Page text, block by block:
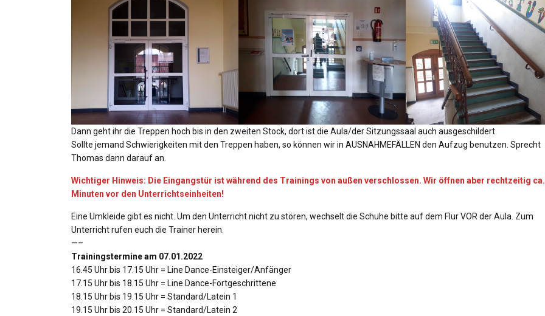
Dann geht ihr die Treppen hoch bis in den zweiten Stock, dort ist die Aula/der Sitzungssaal auch ausgeschildert.
Sollte jemand Schwierigkeiten mit den Treppen haben, so können wir in AUSNAHMEFÄLLEN den Aufzug benutzen. Sprecht
Thomas dann darauf an.
Wichtiger Hinweis: Die Eingangstür ist während des Trainings von außen verschlossen. Wir öffnen aber rechtzeitig
Minuten vor den Unterrichtseinheiten!
Eine Umkleide gibt es nicht. Um den Unterricht nicht zu stören, wechselt die Schuhe bitte auf dem Flur VOR der Aula. Zum
Unterricht rufen euch die Trainer herein.
—–
Trainingstermine am 07.01.2022
16.45 Uhr bis 17.15 Uhr = Line Dance-Einsteiger/Anfänger
17.15 Uhr bis 18.15 Uhr = Line Dance-Fortgeschrittene
18.15 Uhr bis 19.15 Uhr = Standard/Latein 1
19.15 Uhr bis 20.15 Uhr = Standard/Latein 2